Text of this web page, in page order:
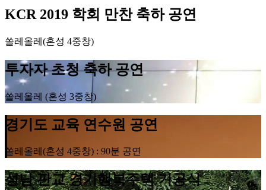
KCR 2019 학회 만찬 축하 공연
쏠레올레(혼성 4중창)
투자자 초청 축하 공연
쏠레올레 (혼성 3중창)
경기도 교육 연수원 공연
쏠레올레(혼성 4중창) : 90분 공연
성남 판교 경기행복주택 기공식